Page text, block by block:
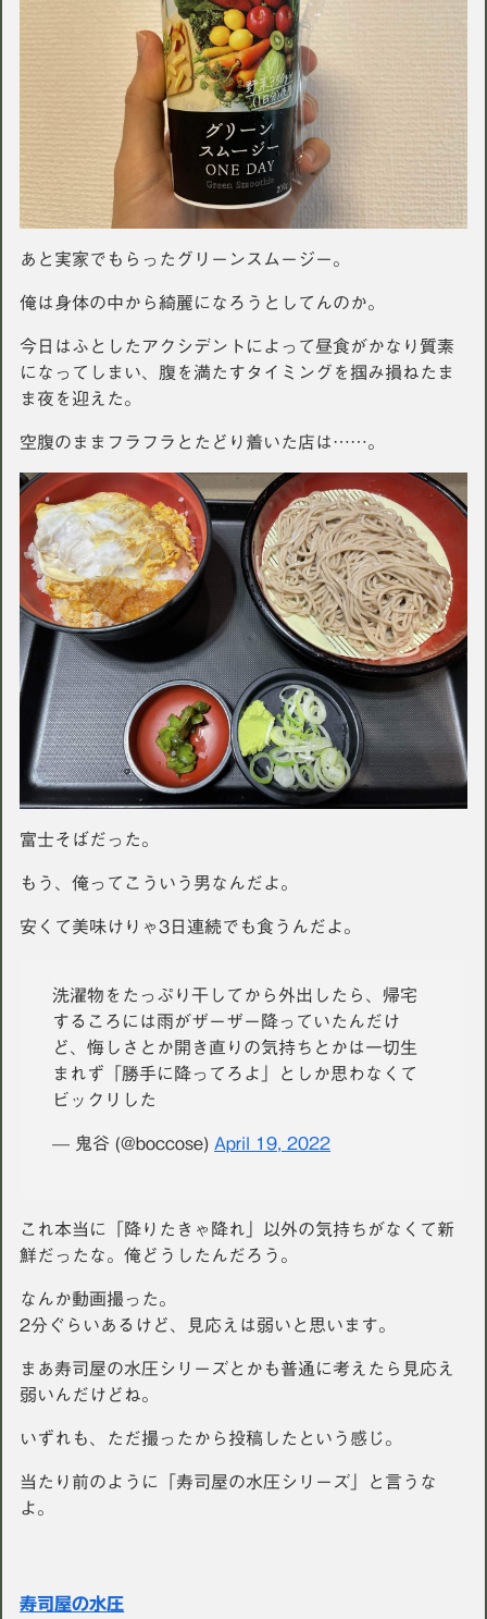
あと実家でもらったグリーンスムージー。
俺は身体の中から綺麗になろうとしてんのか。
今日はふとしたアクシデントによって昼食がかなり質素
になってしまい、腹を満たすタイミングを掴み損ねたま
ま夜を迎えた。
空腹のままフラフラとたどり着いた店は……。
富士そばだった。
もう、俺ってこういう男なんだよ。
安くて美味けりゃ3日連続でも食うんだよ。
洗濯物をたっぷり干してから外出したら、帰宅
するころには雨がザーザー降っていたんだけ
ど、悔しさとか開き直りの気持ちとかは一切生
まれず「勝手に降ってろよ」としか思わなくて
ビックリした
— 鬼谷 (@boccose) April 19, 2022
これ本当に「降りたきゃ降れ」以外の気持ちがなくて新
鮮だったな。俺どうしたんだろう。
なんか動画撮った。
2分ぐらいあるけど、見応えは弱いと思います。
まあ寿司屋の水圧シリーズとかも普通に考えたら見応え
弱いんだけどね。
いずれも、ただ撮ったから投稿したという感じ。
当たり前のように「寿司屋の水圧シリーズ」と言うな
よ。
寿司屋の水圧